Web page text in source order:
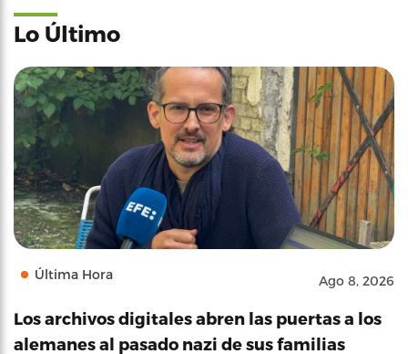
Lo Último
Última Hora Ago 8, 2026
Los archivos digitales abren las puertas a los
alemanes al pasado nazi de sus familias